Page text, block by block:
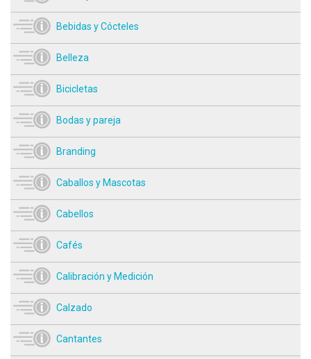
Bebidas y Cócteles
Belleza
Bicicletas
Bodas y pareja
Branding
Caballos y Mascotas
Cabellos
Cafés
Calibración y Medición
Calzado
Cantantes